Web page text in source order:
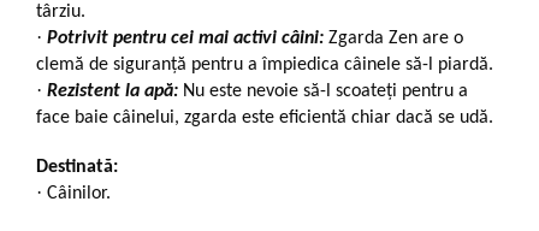
târziu.
· Potrivit pentru cei mai activi câini: Zgarda Zen are o
clemă de siguranță pentru a împiedica câinele să-l piardă.
· Rezistent la apă: Nu este nevoie să-l scoateți pentru a
face baie câinelui, zgarda este eficientă chiar dacă se udă.
Destinată:
· Câinilor.